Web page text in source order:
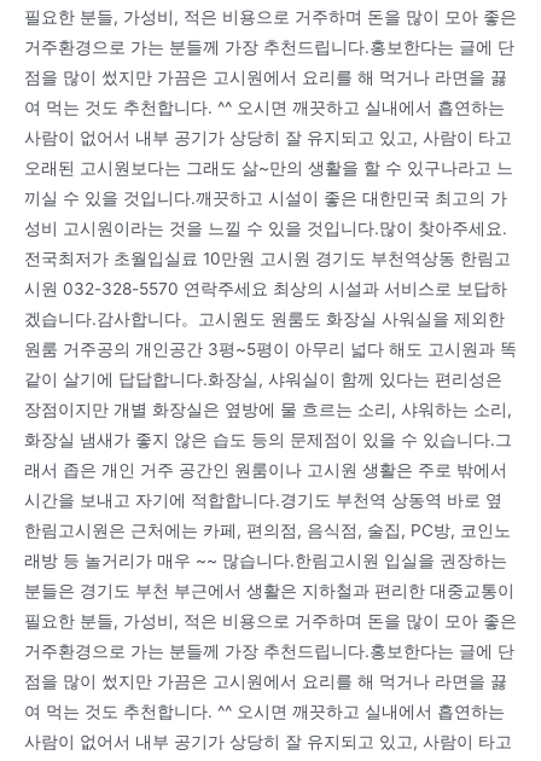
필요한 분들, 가성비, 적은 비용으로 거주하며 돈을 많이 모아 좋은
거주환경으로 가는 분들께 가장 추천드립니다.홍보한다는 글에 단
점을 많이 썼지만 가끔은 고시원에서 요리를 해 먹거나 라면을 끓
여 먹는 것도 추천합니다. ^^ 오시면 깨끗하고 실내에서 흡연하는
사람이 없어서 내부 공기가 상당히 잘 유지되고 있고, 사람이 타고
오래된 고시원보다는 그래도 삶~만의 생활을 할 수 있구나라고 느
끼실 수 있을 것입니다.깨끗하고 시설이 좋은 대한민국 최고의 가
성비 고시원이라는 것을 느낄 수 있을 것입니다.많이 찾아주세요.
전국최저가 초월입실료 10만원 고시원 경기도 부천역상동 한림고
시원 032-328-5570 연락주세요 최상의 시설과 서비스로 보답하
겠습니다.감사합니다。고시원도 원룸도 화장실 사워실을 제외한
원룸 거주공의 개인공간 3평~5평이 아무리 넓다 해도 고시원과 똑
같이 살기에 답답합니다.화장실, 샤워실이 함께 있다는 편리성은
장점이지만 개별 화장실은 옆방에 물 흐르는 소리, 샤워하는 소리,
화장실 냄새가 좋지 않은 습도 등의 문제점이 있을 수 있습니다.그
래서 좁은 개인 거주 공간인 원룸이나 고시원 생활은 주로 밖에서
시간을 보내고 자기에 적합합니다.경기도 부천역 상동역 바로 옆
한림고시원은 근처에는 카페, 편의점, 음식점, 술집, PC방, 코인노
래방 등 놀거리가 매우 ~~ 많습니다.한림고시원 입실을 권장하는
분들은 경기도 부천 부근에서 생활은 지하철과 편리한 대중교통이
필요한 분들, 가성비, 적은 비용으로 거주하며 돈을 많이 모아 좋은
거주환경으로 가는 분들께 가장 추천드립니다.홍보한다는 글에 단
점을 많이 썼지만 가끔은 고시원에서 요리를 해 먹거나 라면을 끓
여 먹는 것도 추천합니다. ^^ 오시면 깨끗하고 실내에서 흡연하는
사람이 없어서 내부 공기가 상당히 잘 유지되고 있고, 사람이 타고